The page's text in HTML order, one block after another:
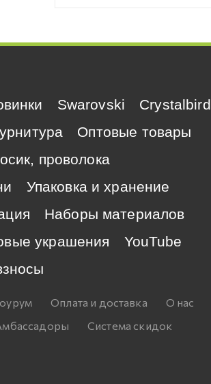
Swarovski
Crystalbird
Оптовые товары
проволока
Упаковка и хранение
Наборы материалов
украшения
YouTube
Оплата и доставка
О нас
Система скидок